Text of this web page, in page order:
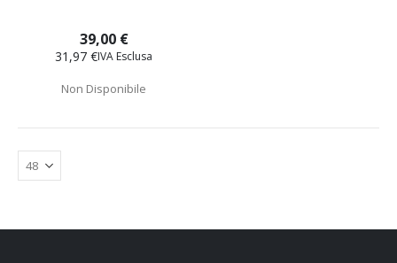
39,00 €
31,97 €
Non Disponibile